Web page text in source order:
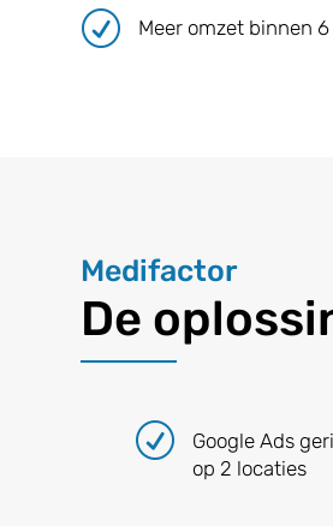
R Meer omzet binnen
Medifactor
De
R
Google Ads
op 2 locaties